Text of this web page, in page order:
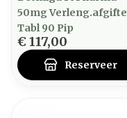
50mg Verleng.afgifte
Tabl 90 Pip
€ 117,00
Reserveer